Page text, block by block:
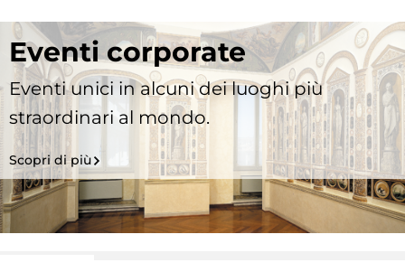
Eventi corporate
Eventi unici in alcuni dei luoghi più
straordinari al mondo.
Scopri di più